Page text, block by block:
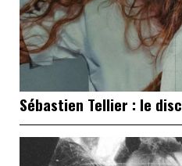
Sébastien Tellier : le